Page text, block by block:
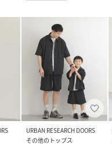
URBAN RESEARCH DOORS
その他のトップス